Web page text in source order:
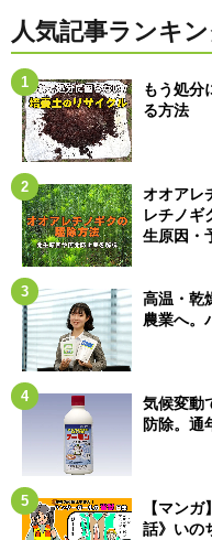
人気記事ランキ
もう処
る方法
オオアレ
レチノギ
生原因・
高温・乾
農業へ。
気候変動
防除。通
【マン
話》いの